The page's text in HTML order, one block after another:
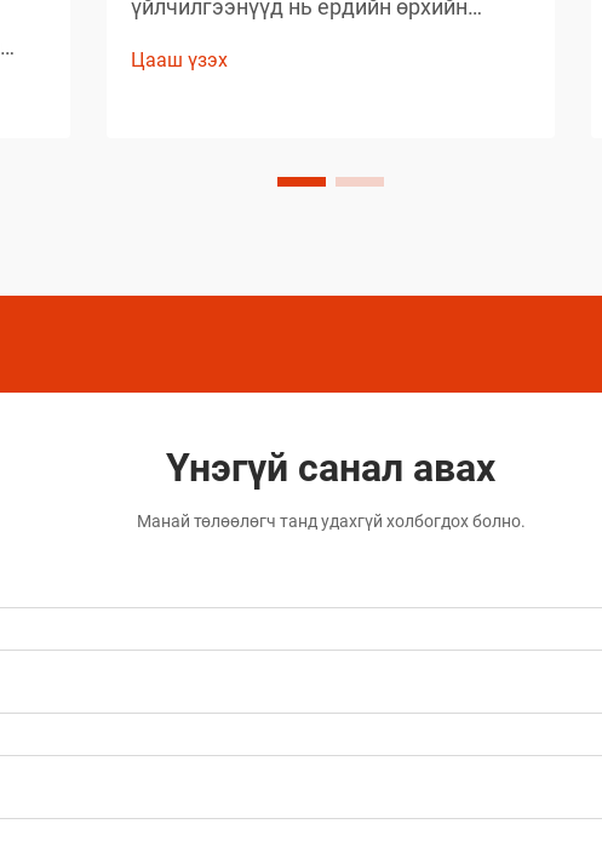
үйлчилгээнүүд нь ердийн өрхийн
чанартай үр дүнг гаргаж, өөрсдийн нэр
Цааш үзэх
Үнэгүй санал авах
Манай төлөөлөгч танд удахгүй холбогдох болно.